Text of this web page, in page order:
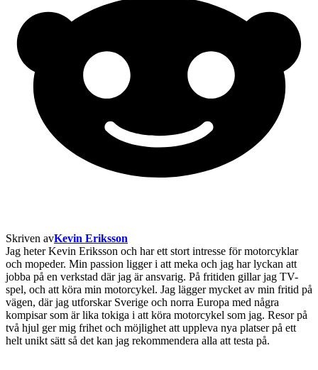
Skriven avKevin Eriksson
Jag heter Kevin Eriksson och har ett stort intresse för motorcyklar
och mopeder. Min passion ligger i att meka och jag har lyckan att
jobba på en verkstad där jag är ansvarig. På fritiden gillar jag TV-
spel, och att köra min motorcykel. Jag lägger mycket av min fritid på
vägen, där jag utforskar Sverige och norra Europa med några
kompisar som är lika tokiga i att köra motorcykel som jag. Resor på
två hjul ger mig frihet och möjlighet att uppleva nya platser på ett
helt unikt sätt så det kan jag rekommendera alla att testa på.